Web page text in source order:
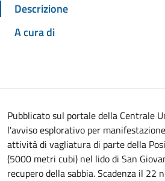
Descrizione
A cura di
Pubblicato sul portale della Centrale
l'avviso esplorativo per
attività di vagliatura di parte della
(5000 metri cubi) nel lido di San
recupero della sabbia. Scadenza il 22